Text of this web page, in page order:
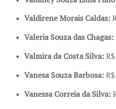
Valdirene Morais Caldas:
Valeria Souza das Chagas:
Valmira da Costa Silva:R$
Vanesa Souza Barbosa:R$
Vanessa Correia da Silva: